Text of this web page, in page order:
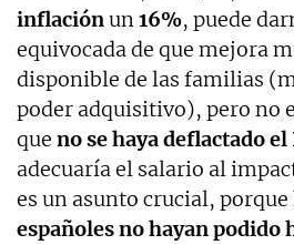
inflaciónun16%, puede
equivocada de que mejora
disponible de las familias
poder adquisitivo), pero no
que no se haya deflactado el
adecuaría el salario al
es un asunto crucial, porque
españoles no hayan podido